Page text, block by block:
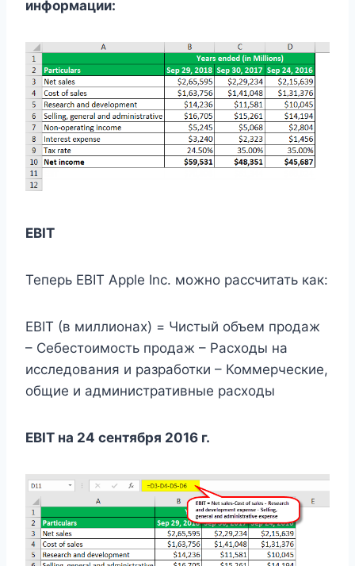
информации:
EBIT
Теперь EBIT Apple Inc. можно рассчитать как:
EBIT (в миллионах) = Чистый объем продаж
– Себестоимость продаж – Расходы на
исследования и разработки – Коммерческие,
общие и административные расходы
EBIT на 24 сентября 2016 г.